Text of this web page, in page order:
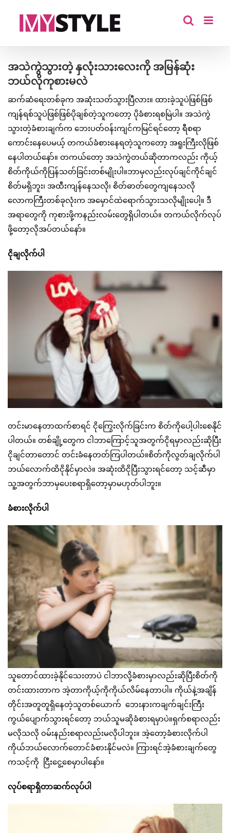
အသဲကွဲသွားတဲ့ နှလုံးသားလေးကို အမြန်ဆုံး
ဘယ်လိုကုစားမလဲ
ဆက်ဆံရေးတစ်ခုက အဆုံးသတ်သွားပြီလား။ ထားခဲ့သူပဲဖြစ်ဖြစ်
ကျန်ရစ်သူပဲဖြစ်ဖြစ်ပိုချစ်တဲ့သူကတော့ ပိုခံစားရစမြဲပါ။ အသဲကွဲ
သွားတဲ့ခံစားချက်က ဘေးပတ်၀န်းကျင်ကမြင်ရင်တော့ ရီစရာ
ကောင်းနေပေမယ့် တကယ်ခံစားနေရတဲ့သူကတော့ အရူးကြီးလိုဖြစ်
နေပါတယ်နော်။ တကယ်တော့ အသဲကွဲတယ်ဆိုတာကလည်း ကိုယ့်
စိတ်ကိုယ်ကိုပြန်သတ်ခြင်းတစ်မျိုးပါ။ဘာမှလည်းလုပ်ချင်ကိုင်ချင်
စိတ်မရှိဘူး၊ အထီးကျန်နေသလို၊ စိတ်ဓာတ်တွေကျနေသလို
လောကကြီးတစ်ခုလုံးက အမှောင်ထဲရောက်သွားသလိုမျိုးပေါ့။ ဒီ
အရာတွေကို ကုစားဖို့ကနည်းလမ်းတွေရှိပါတယ်။ တကယ်လိုက်လုပ်
ဖို့တော့လိုအပ်တယ်နော်။
ငိုချလိုက်ပါ
တင်းမာနေတာထက်စာရင် ငိုကြွေးလိုက်ခြင်းက စိတ်ကိုပေါ့ပါးစေနိုင်
ပါတယ်။ တစ်ချို့တွေက ငါဘာကြောင့်သူအတွက်ငိုရမှာလည်းဆိုပြီး
ငိုချင်တာတောင် တင်းခံနေတတ်ကြပါတယ်။စိတ်ကိုလွတ်ချလိုက်ပါ
ဘယ်လောက်ထိငိုနိုင်မှာလဲ။ အဆုံးထိငိုပြီးသွားရင်တော့ သင့်ဆီမှာ
သူ့အတွက်ဘာမှပေးစရာရှိတော့မှာမဟုတ်ပါဘူး။
ခံစားလိုက်ပါ
သူတောင်ထားခဲ့နိုင်သေးတာပဲ ငါဘာလို့ခံစားမှာလည်းဆိုပြီးစိတ်ကို
တင်းထားတာက အဲ့တာကိုယ့်ကိုကိုယ်လိမ်နေတာပါ။ ကိုယ်နဲ့အချိန်
တိုင်းအတူတူရှိနေတဲ့သူတစ်ယောက် ဘေးနားကချက်ချင်းကြီး
ကွယ်ပျောက်သွားရင်တော့ ဘယ်သူမဆိုခံစားရမှာပဲ။ရှက်စရာလည်း
မလိုသလို ၀မ်းနည်းစရာလည်းမလိုပါဘူး။ အဲ့တော့ခံစားလိုက်ပါ
ကိုယ်ဘယ်လောက်တောင်ခံစားနိုင်မလဲ။ ကြားရင်အဲ့ခံစားချက်တွေ
ကသင့်ကို ငြီးငွေ့စေမှာပါနော်။
လုပ်စရာရှိတာဆက်လုပ်ပါ